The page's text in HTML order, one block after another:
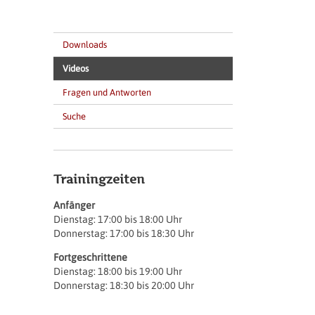
Navigation überspringen
Downloads
Videos
Fragen und Antworten
Suche
Trainingzeiten
Anfänger
Dienstag: 17:00 bis 18:00 Uhr
Donnerstag: 17:00 bis 18:30 Uhr
Fortgeschrittene
Dienstag: 18:00 bis 19:00 Uhr
Donnerstag: 18:30 bis 20:00 Uhr